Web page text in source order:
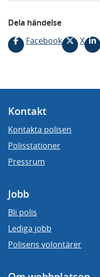
Dela händelse
Facebook
X
Kontakt
Kontakta polisen
Polisstationer
Pressrum
Jobb
Bli polis
Lediga jobb
Polisens volontärer